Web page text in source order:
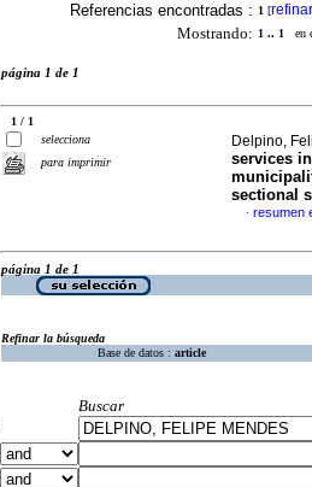
Referencias encontradas : 1 [refinar
Mostrando: 1 .. 1 en
página 1 de 1
1 / 1
selecciona
para imprimir
Delpino,
services
sectional
· resumen
página 1 de 1
Refinar la búsqueda
Base de datos : article
Buscar